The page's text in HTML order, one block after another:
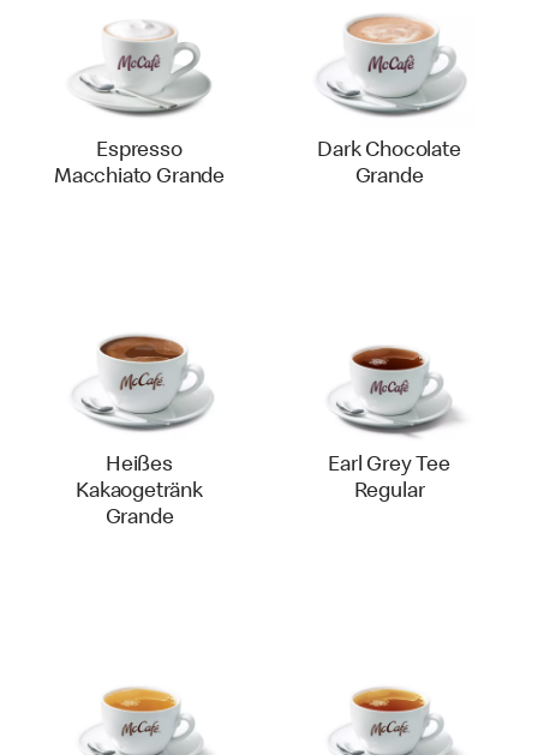
Espresso
Macchiato Grande
Dark Chocolate
Grande
Heißes
Kakaogetränk
Grande
Earl Grey Tee
Regular